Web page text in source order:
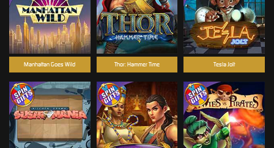
Manhattan Goes Wild Tesla Jolt
Thor: Hammer Time